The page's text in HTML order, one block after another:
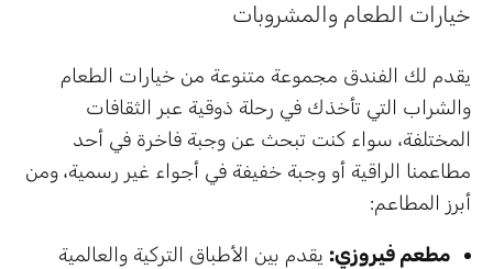
خيارات الطعام والمشروبات
يقدم لك الفندق مجموعة متنوعة من خيارات الطعام
والشراب التي تأخذك في رحلة ذوقية عبر الثقافات
المختلفة، سواء كنت تبحث عن وجبة فاخرة في أحد
مطاعمنا الراقية أو وجبة خفيفة في أجواء غير رسمية، ومن
أبرز المطاعم:
مطعم فيروزي: يقدم بين الأطباق التركية والعالمية